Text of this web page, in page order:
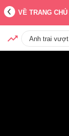
VỀ TRANG CHỦ
Anh trai vượt